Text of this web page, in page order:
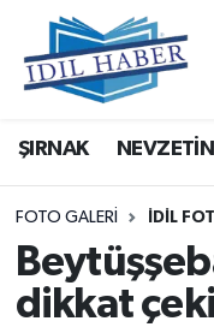
ŞIRNAK
FOTO GALERI İDİL
dikkat
Nöbetçi
Hava Durumu
Trafik Durumu
Süper Lig